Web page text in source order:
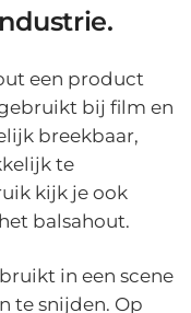
een product
bij film en
breekbaar,
te
kijk je ook
balsahout.
in een scene
te snijden. Op